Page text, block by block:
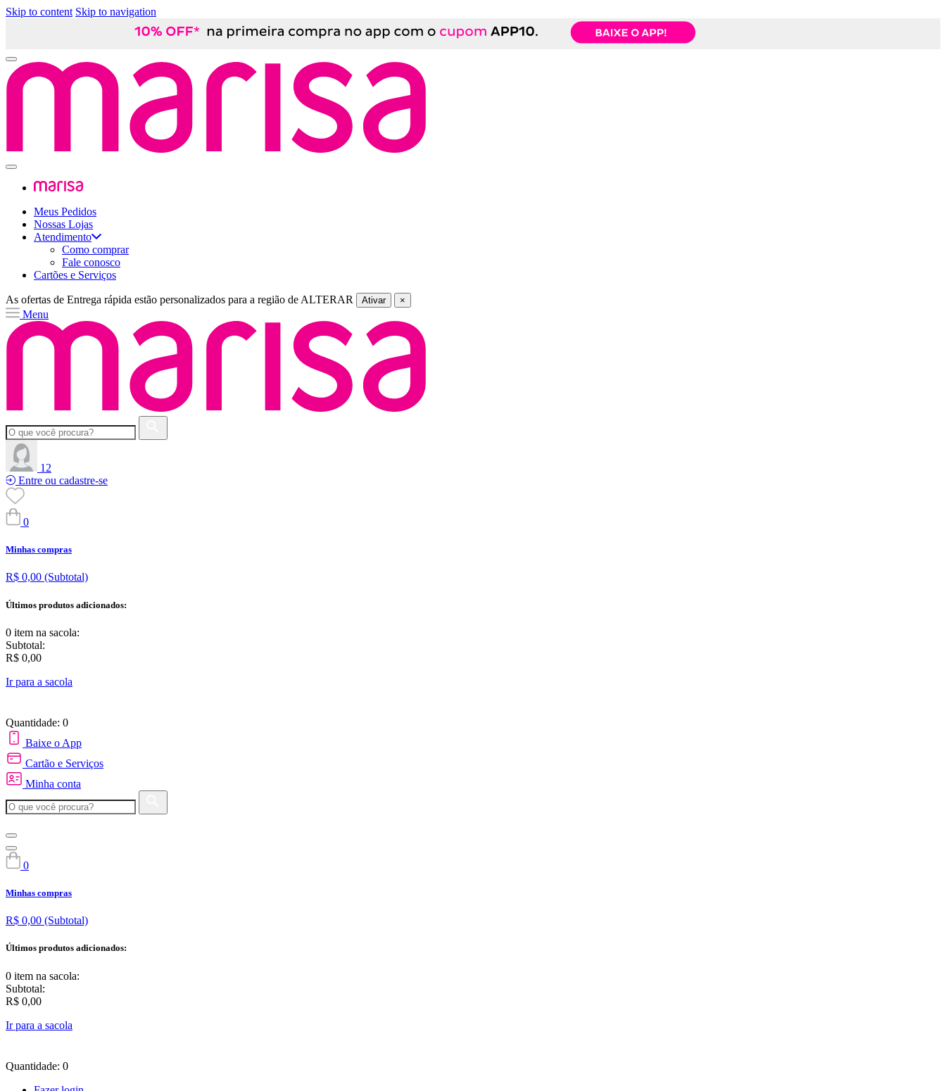
Skip to content Skip to navigation
Meus Pedidos
Nossas Lojas
Atendimento
Como comprar
Fale conosco
Cartões e Serviços
As ofertas de Entrega rápida estão personalizados para a região de ALTERAR Ativar ×
Menu
12
Entre ou cadastre-se
0
Minhas compras
R$ 0,00 (Subtotal)
Últimos produtos adicionados:
0 item na sacola:
Subtotal:
R$ 0,00
Ir para a sacola
Quantidade: 0
Baixe o App
Cartão e Serviços
Minha conta
0
Minhas compras
R$ 0,00 (Subtotal)
Últimos produtos adicionados:
0 item na sacola:
Subtotal:
R$ 0,00
Ir para a sacola
Quantidade: 0